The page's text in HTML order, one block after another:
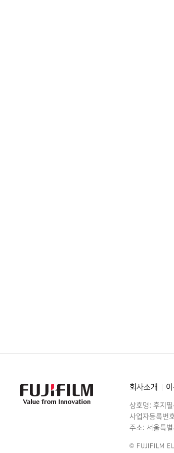
© FUJIFILM
회사소개
상호명: 후지
사업자등록번
주소: 서울특